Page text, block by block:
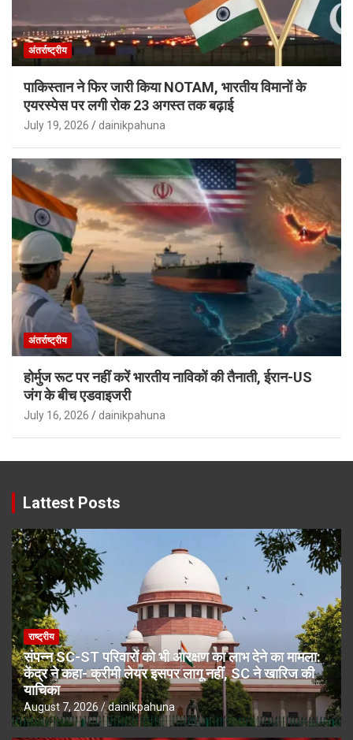
अंतर्राष्ट्रीय
पाकिस्तान ने फिर जारी किया NOTAM, भारतीय विमानों के
एयरस्पेस पर लगी रोक 23 अगस्त तक बढ़ाई
July 19, 2026 dainikpahuna
अंतर्राष्ट्रीय
होर्मुज रूट पर नहीं करें भारतीय नाविकों की तैनाती, ईरान-US
जंग के बीच एडवाइजरी
July 16, 2026 dainikpahuna
Lattest Posts
राष्ट्रीय
संपन्न SC-ST परिवारों को भी आरक्षण का लाभ देने का मामला:
केंद्र ने कहा- क्रीमी लेयर इसपर लागू नहीं, SC ने खारिज की
याचिका
August 7, 2026 dainikpahuna